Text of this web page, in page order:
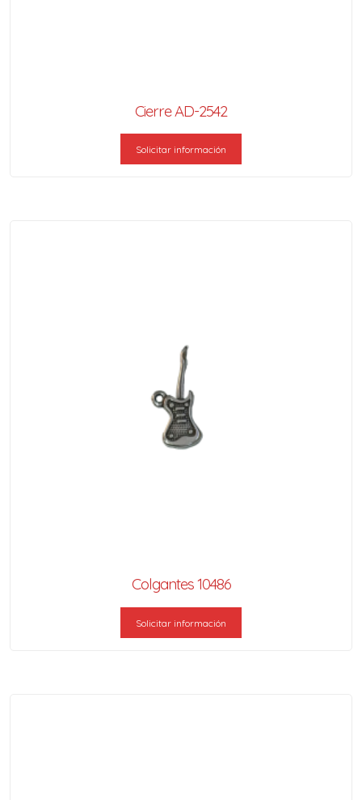
Cierre AD-2542
Solicitar información
Colgantes 10486
Solicitar información